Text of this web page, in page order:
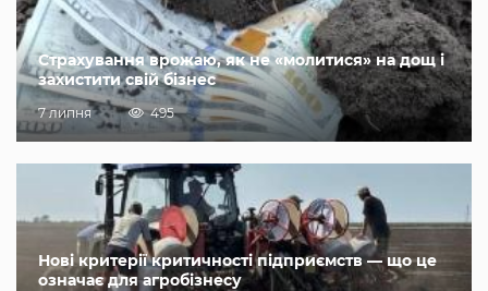
Страхування врожаю, як не «молитися» на дощ і
захистити свій бізнес
7 липня 495
Нові критерії критичності підприємств — що це
означає для агробізнесу